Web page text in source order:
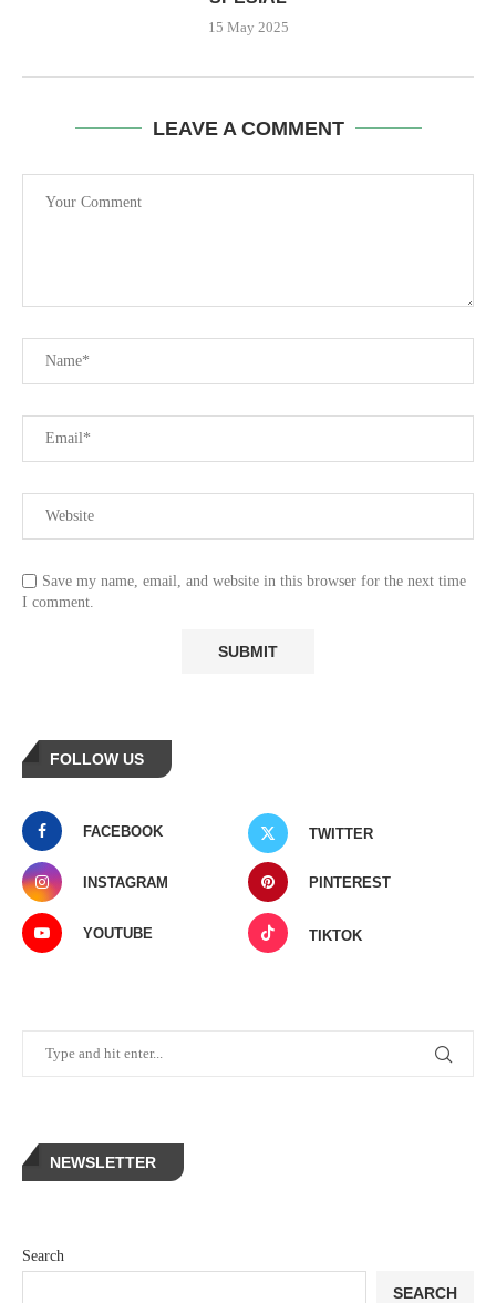
15 May 2025
LEAVE A COMMENT
Save my name, email, and website in this browser for the next time
I comment.
FOLLOW US
FACEBOOK TWITTER
INSTAGRAM PINTEREST
YOUTUBE TIKTOK
NEWSLETTER
Search
SEARCH